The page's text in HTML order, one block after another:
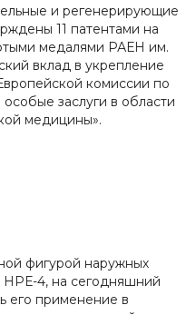
и регенерирующие
11 патентами на
медалями РАЕН им.
вклад в укрепление
комиссии по
заслуги в области
медицины».
фигурой наружных
НРЕ-4, на сегодняшний
его применение в